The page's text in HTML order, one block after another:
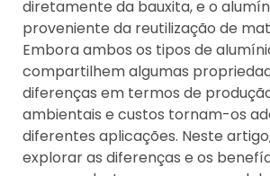
diretamente da bauxita, e o
proveniente da reutilização de
Embora ambos os tipos de
compartilhem algumas
diferenças em termos de
ambientais e custos tornam-os
diferentes aplicações. Neste
explorar as diferenças e os